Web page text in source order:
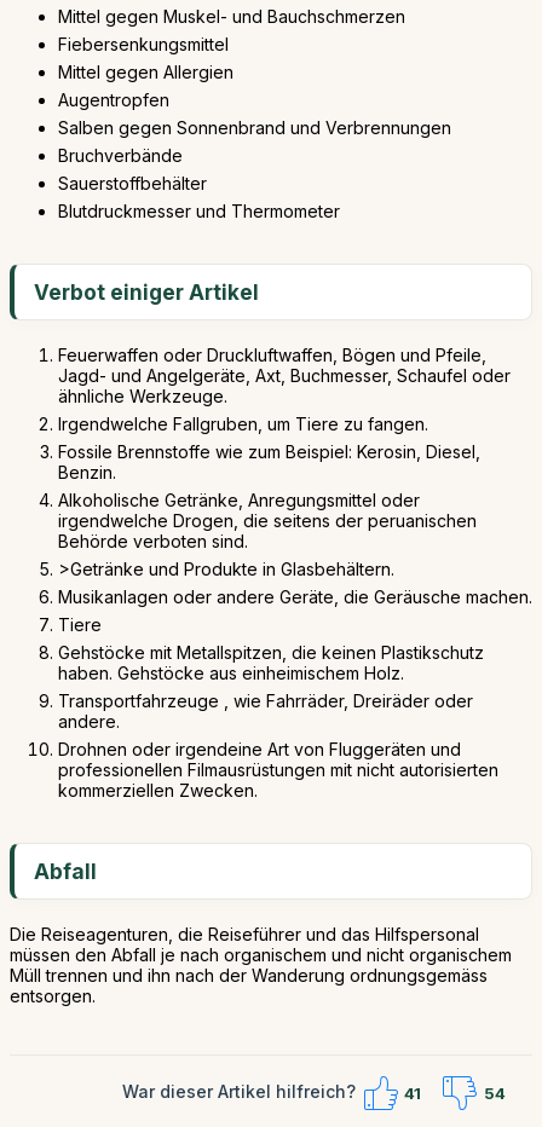
Mittel gegen Muskel- und Bauchschmerzen
Fiebersenkungsmittel
Mittel gegen Allergien
Augentropfen
Salben gegen Sonnenbrand und Verbrennungen
Bruchverbände
Sauerstoffbehälter
Blutdruckmesser und Thermometer
Verbot einiger Artikel
Feuerwaffen oder Druckluftwaffen, Bögen und Pfeile,
Jagd- und Angelgeräte, Axt, Buchmesser, Schaufel oder
ähnliche Werkzeuge.
Irgendwelche Fallgruben, um Tiere zu fangen.
Fossile Brennstoffe wie zum Beispiel: Kerosin, Diesel,
Benzin.
Alkoholische Getränke, Anregungsmittel oder
irgendwelche Drogen, die seitens der peruanischen
Behörde verboten sind.
>Getränke und Produkte in Glasbehältern.
Musikanlagen oder andere Geräte, die Geräusche machen.
Tiere
Gehstöcke mit Metallspitzen, die keinen Plastikschutz
haben. Gehstöcke aus einheimischem Holz.
Transportfahrzeuge , wie Fahrräder, Dreiräder oder
andere.
Drohnen oder irgendeine Art von Fluggeräten und
professionellen Filmausrüstungen mit nicht autorisierten
kommerziellen Zwecken.
Abfall
Die Reiseagenturen, die Reiseführer und das Hilfspersonal
müssen den Abfall je nach organischem und nicht organischem
Müll trennen und ihn nach der Wanderung ordnungsgemäss
entsorgen.
War dieser Artikel hilfreich? 41 54